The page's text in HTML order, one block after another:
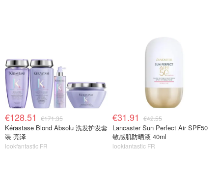
€128.51 €171.35
Kérastase Blond Absolu 洗发护发套
装 亮泽
lookfantastic FR
€31.91 €42.55
Lancaster Sun Perfect Air SPF50
敏感肌防晒液 40ml
lookfantastic FR